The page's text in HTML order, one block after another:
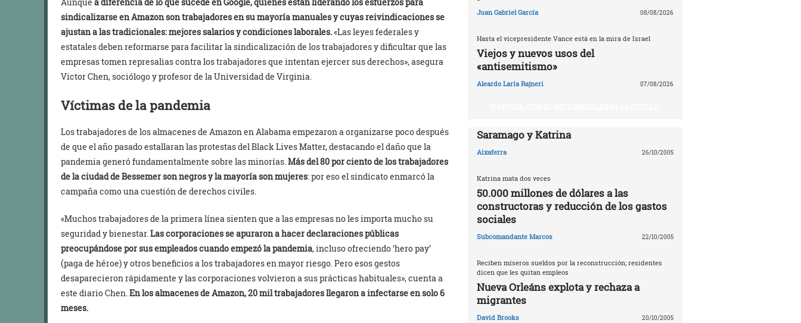
sindicalizarse en Amazon son trabajadores en su mayoría manuales y cuyas reivindicaciones se
ajustan a las tradicionales: mejores salarios y condiciones laborales.«Las leyes federales y
estatales deben reformarse para facilitar la sindicalización de los trabajadores y dificultar que las
empresas tomen represalias contra los trabajadores que intentan ejercer sus derechos», asegura
Victor Chen, sociólogo y profesor de la Universidad de Virginia.
Víctimas de la pandemia
Los trabajadores de los almacenes de Amazon en Alabama empezaron a organizarse poco después
de que el año pasado estallaran las protestas del Black Lives Matter, destacando el daño que la
pandemia generó fundamentalmente sobre las minorías.Más del 80 por ciento de los trabajadores
de la ciudad de Bessemer son negros y la mayoría son mujeres: por eso el sindicato enmarcó la
campaña como una cuestión de derechos civiles.
«Muchos trabajadores de la primera línea sienten que a las empresas no les importa mucho su
seguridad y bienestar.Las corporaciones se apuraron a hacer declaraciones públicas
preocupándose por sus empleados cuando empezó la pandemia, incluso ofreciendo ‘hero pay’
(paga de héroe) y otros beneficios a los trabajadores en mayor riesgo. Pero esos gestos
desaparecieron rápidamente y las corporaciones volvieron a sus prácticas habituales», cuenta a
este diario Chen.En los almacenes de Amazon, 20 mil trabajadores llegaron a infectarse en solo 6
meses.
Juan Gabriel García 08/08/2026
Hasta el vicepresidente Vance está en la mira de Israel
Viejos y nuevos usos del
«antisemitismo»
Aleardo Laría Rajneri 07/08/2026
Saramago y Katrina
Aixaferra 26/10/2005
Katrina mata dos veces
50.000 millones de dólares a las
constructoras y reducción de los gastos
sociales
Subcomandante Marcos 22/10/2005
Reciben míseros sueldos por la reconstrucción; residentes
dicen que les quitan empleos
Nueva Orleáns explota y rechaza a
migrantes
David Brooks 20/10/2005